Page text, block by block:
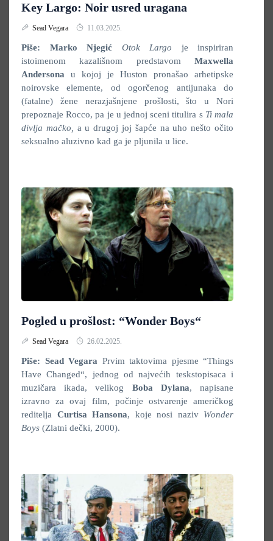
Key Largo: Noir usred uragana
Sead Vegara 11.03.2025.
Piše: Marko Njegić Otok Largo je inspiriran
istoimenom kazališnom predstavom Maxwella
Andersona u kojoj je Huston pronašao arhetipske
noirovske elemente, od ogorčenog antijunaka do
(fatalne) žene nerazjašnjene prošlosti, što u Nori
prepoznaje Rocco, pa je u jednoj sceni titulira s Ti mala
divlja mačko, a u drugoj joj šapće na uho nešto očito
seksualno aluzivno kad ga je pljunila u lice.
Pogled u prošlost: “Wonder Boys“
Sead Vegara 26.02.2025.
Piše: Sead Vegara Prvim taktovima pjesme “Things
Have Changed“, jednog od najvećih teskstopisaca i
muzičara ikada, velikog Boba Dylana, napisane
izravno za ovaj film, počinje ostvarenje američkog
reditelja Curtisa Hansona, koje nosi naziv Wonder
Boys (Zlatni dečki, 2000).